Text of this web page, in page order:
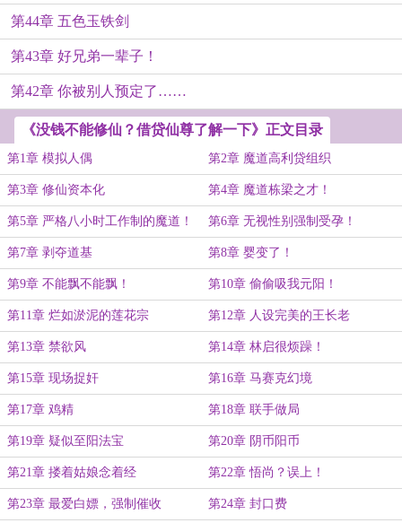
第44章 五色玉铁剑
第43章 好兄弟一辈子！
第42章 你被别人预定了……
《没钱不能修仙？借贷仙尊了解一下》正文目录
第1章 模拟人偶 第2章 魔道高利贷组织
第3章 修仙资本化 第4章 魔道栋梁之才！
第5章 严格八小时工作制的魔道！ 第6章 无视性别强制受孕！
第7章 剥夺道基 第8章 婴变了！
第9章 不能飘不能飘！ 第10章 偷偷吸我元阳！
第11章 烂如淤泥的莲花宗 第12章 人设完美的王长老
第13章 禁欲风 第14章 林启很烦躁！
第15章 现场捉奸 第16章 马赛克幻境
第17章 鸡精 第18章 联手做局
第19章 疑似至阳法宝 第20章 阴币阳币
第21章 搂着姑娘念着经 第22章 悟尚？误上！
第23章 最爱白嫖，强制催收 第24章 封口费